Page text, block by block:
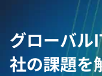
グローバル
社の課題を